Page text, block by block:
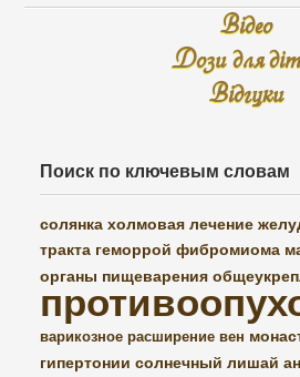
Відео
Дози для
Відгуки
Поиск по ключевым словам
солянка холмовая лечение
тракта геморрой фибромиома
органы пищеварения
варикозное расширение вен
гипертонии солнечный лишай